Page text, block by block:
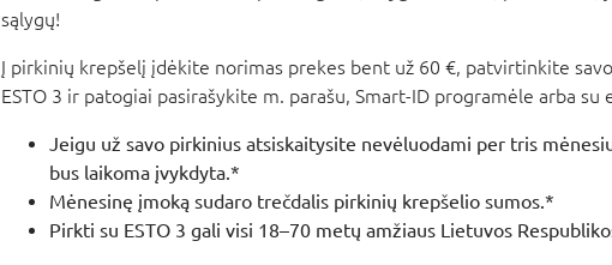
sąlygų!
Į pirkinių krepšelį įdėkite norimas prekes bent už 60 €, patvirtinkite
ESTO 3 ir patogiai pasirašykite m. parašu, Smart-ID programėle arba su
Jeigu už savo pirkinius atsiskaitysite nevėluodami per tris
bus laikoma įvykdyta.*
Mėnesinę įmoką sudaro trečdalis pirkinių krepšelio sumos.*
Pirkti su ESTO 3 gali visi 18–70 metų amžiaus Lietuvos